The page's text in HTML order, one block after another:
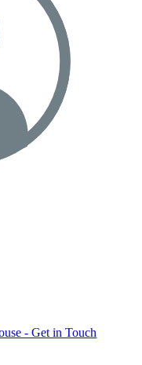
- Get in Touch